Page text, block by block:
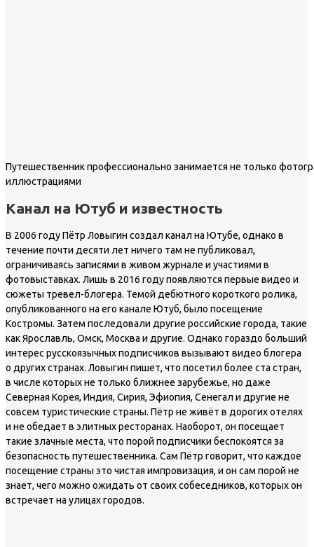
Путешественник профессионально занимается не только
иллюстрациями
Канал на Ютуб и известность
В 2006 году Пётр Ловыгин создал канал на Ютубе, однако в
течение почти десяти лет ничего там не публиковал,
ограничиваясь записями в живом журнале и участиями в
фотовыставках. Лишь в 2016 году появляются первые видео и
сюжеты тревел-блогера. Темой дебютного короткого ролика,
опубликованного на его канале Ютуб, было посещение
Костромы. Затем последовали другие российские города, такие
как Ярославль, Омск, Москва и другие. Однако гораздо больший
интерес русскоязычных подписчиков вызывают видео блогера
о других странах. Ловыгин пишет, что посетил более ста стран,
в числе которых не только ближнее зарубежье, но даже
Северная Корея, Индия, Сирия, Эфиопия, Сенегал и другие не
совсем туристические страны. Пётр не живёт в дорогих отелях
и не обедает в элитных ресторанах. Наоборот, он посещает
такие злачные места, что порой подписчики беспокоятся за
безопасность путешественника. Сам Пётр говорит, что каждое
посещение страны это чистая импровизация, и он сам порой не
знает, чего можно ожидать от своих собеседников, которых он
встречает на улицах городов.